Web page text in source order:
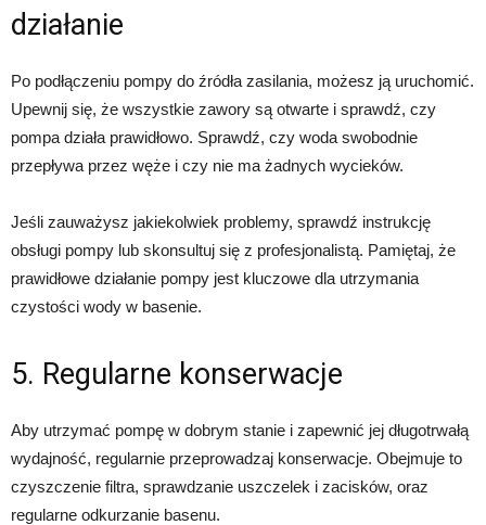
działanie
Po podłączeniu pompy do źródła zasilania, możesz ją uruchomić.
Upewnij się, że wszystkie zawory są otwarte i sprawdź, czy
pompa działa prawidłowo. Sprawdź, czy woda swobodnie
przepływa przez węże i czy nie ma żadnych wycieków.
Jeśli zauważysz jakiekolwiek problemy, sprawdź instrukcję
obsługi pompy lub skonsultuj się z profesjonalistą. Pamiętaj, że
prawidłowe działanie pompy jest kluczowe dla utrzymania
czystości wody w basenie.
5. Regularne konserwacje
Aby utrzymać pompę w dobrym stanie i zapewnić jej długotrwałą
wydajność, regularnie przeprowadzaj konserwacje. Obejmuje to
czyszczenie filtra, sprawdzanie uszczelek i zacisków, oraz
regularne odkurzanie basenu.